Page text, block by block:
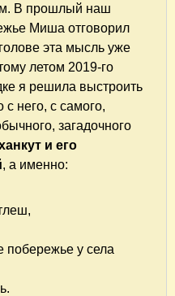
В прошлый наш
Миша отговорил
эта мысль уже
летом 2019-го
я решила выстроить
него, с самого,
загадочного
и его
, а именно:
побережье у села